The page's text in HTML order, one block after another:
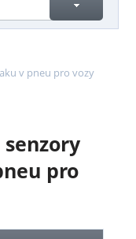
v pneu pro vozy
pro